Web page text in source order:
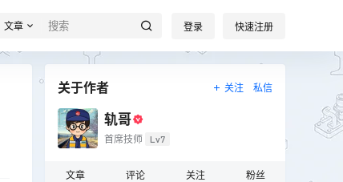
文章 登录 快速注册
关于作者 关注 私信
轨哥
首席技师 Lv7
文章 评论 关注 粉丝